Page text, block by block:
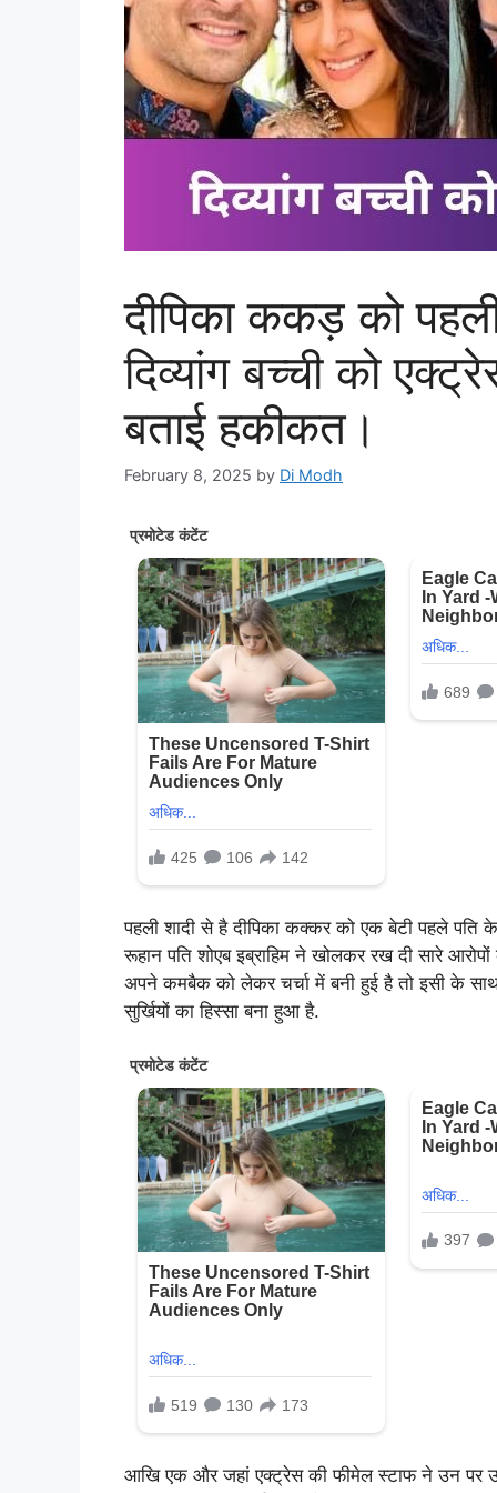
दीपिका ककड़ को
दिव्यांग बच्ची को
बताई हकीकत।
February 8, 2025 by Di Modh
पहली शादी से है दीपिका कक्कर को एक बेटी पहले पति के
रूहान पति शोएब इब्राहिम ने खोलकर रख दी सारे
अपने कमबैक को लेकर चर्चा में बनी हुई है तो इसी के
सुर्खियों का हिस्सा बना हुआ है.
आखि एक और जहां एक्ट्रेस की फीमेल स्टाफ ने उन पर